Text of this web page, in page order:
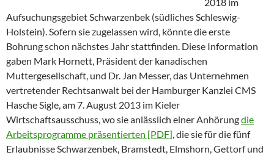
Aufsuchungsgebiet Schwarzenbek (südliches Schleswig-
Holstein). Sofern sie zugelassen wird, könnte die erste
Bohrung schon nächstes Jahr stattfinden. Diese Information
gaben Mark Hornett, Präsident der kanadischen
Muttergesellschaft, und Dr. Jan Messer, das Unternehmen
vertretender Rechtsanwalt bei der Hamburger Kanzlei CMS
Hasche Sigle, am 7. August 2013 im Kieler
Wirtschaftsausschuss, wo sie anlässlich einer Anhörungdie
Arbeitsprogramme präsentierten [PDF], die sie für die fünf
Erlaubnisse Schwarzenbek, Bramstedt, Elmshorn, Gettorf und